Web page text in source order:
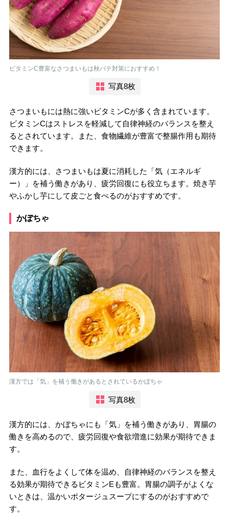
ビタミンC豊富なさつまいもは秋バテ対策におすすめ！
写真8枚
さつまいもには熱に強いビタミンCが多く含まれています。
ビタミンCはストレスを軽減して自律神経のバランスを整え
るとされています。また、食物繊維が豊富で整腸作用も期待
できます。
漢方的には、さつまいもは夏に消耗した「気（エネルギ
ー）」を補う働きがあり、疲労回復にも役立ちます。焼き芋
やふかし芋にして皮ごと食べるのがおすすめです。
かぼちゃ
漢方では「気」を補う働きがあるとされているかぼちゃ
写真8枚
漢方的には、かぼちゃにも「気」を補う働きがあり、胃腸の
働きを高めるので、疲労回復や食欲増進に効果が期待できま
す。
また、血行をよくして体を温め、自律神経のバランスを整え
る効果が期待できるビタミンEも豊富。胃腸の調子がよくな
いときは、温かいポタージュスープにするのがおすすめで
す。